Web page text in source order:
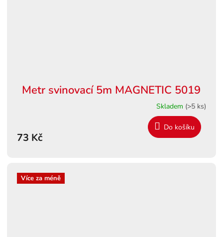
Metr svinovací 5m MAGNETIC 5019
Skladem (>5 ks)
73 Kč
Do košíku
Více za méně